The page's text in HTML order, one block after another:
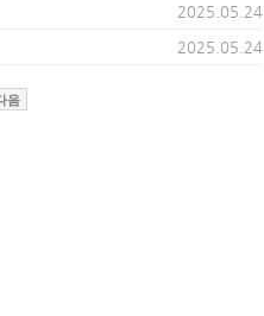
2025.05.24
2025.05.24
음